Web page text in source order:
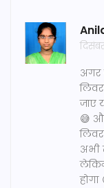
अगर
जाए
😅
अभी
होगा